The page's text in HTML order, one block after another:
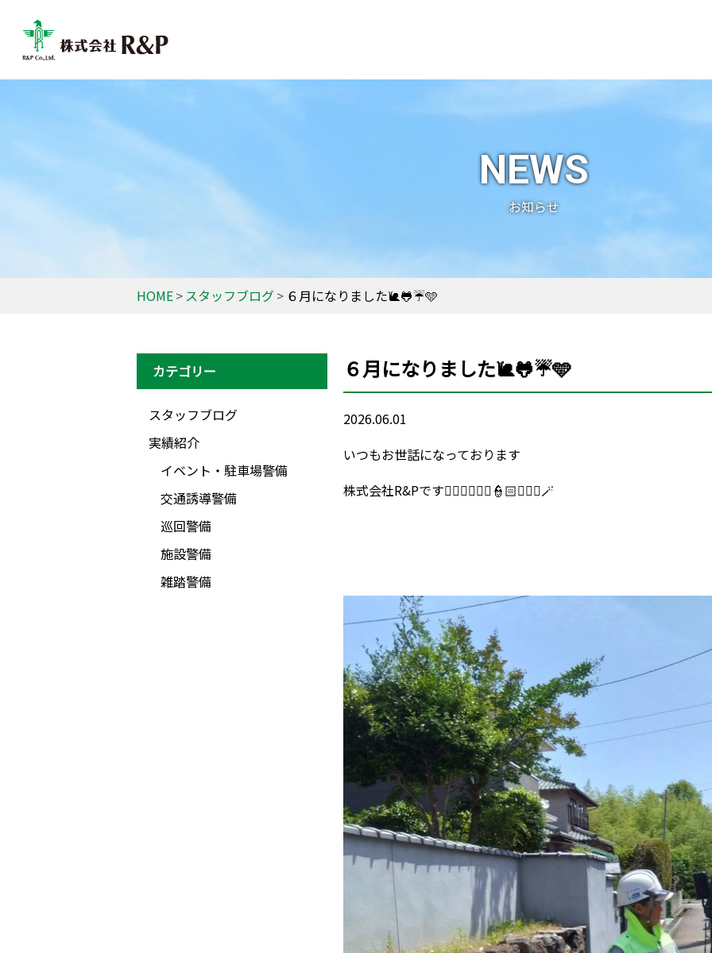
NEWS
お知らせ
HOME スタッフブログ ６月になりました🐌🐸☔️🩵
６月になりました🐌🐸☔️🩵
2026.06.01
いつもお世話になっております
株式会社R&Pです👮🏻‍♂️👮🏻‍♀️👮🏻👮🏼‍♂️🪄
カテゴリー
スタッフブログ
実績紹介
イベント・駐車場警備
交通誘導警備
巡回警備
施設警備
雑踏警備